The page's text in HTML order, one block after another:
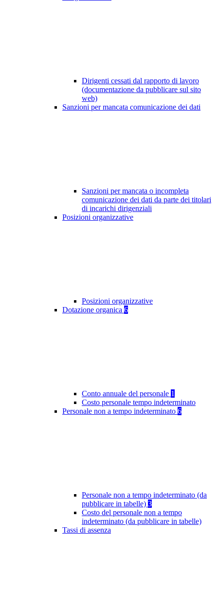
Dirigenti cessati dal rapporto di lavoro
(documentazione da pubblicare sul sito
web)
Sanzioni per mancata comunicazione dei dati
Sanzioni per mancata o incompleta
comunicazione dei dati da parte dei titolari
di incarichi dirigenziali
Posizioni organizzative
Posizioni organizzative
Dotazione organica 6
Conto annuale del personale 1
Costo personale tempo indeterminato
Personale non a tempo indeterminato 6
Personale non a tempo indeterminato (da
pubblicare in tabelle) 3
Costo del personale non a tempo
indeterminato (da pubblicare in tabelle)
Tassi di assenza